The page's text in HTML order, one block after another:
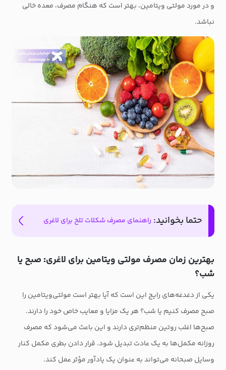
و در مورد مولتی ویتامین، بهتر است که هنگام مصرف، معده خالی
نباشد.
حتما بخوانید: راهنمای مصرف شکلات تلخ برای لاغری
بهترین زمان مصرف مولتی ویتامین برای لاغری: صبح یا
شب؟
یکی از دغدغه‌های رایج این است که آیا بهتر است مولتی‌ویتامین را
صبح مصرف کنیم یا شب؟ هر یک مزایا و معایب خاص خود را دارند.
صبح‌ها اغلب روتین منظم‌تری دارند و این باعث می‌شود که مصرف
روزانه مکمل‌ها به یک عادت تبدیل شود. قرار دادن بطری مکمل کنار
وسایل صبحانه می‌تواند به عنوان یک یادآور مؤثر عمل کند.